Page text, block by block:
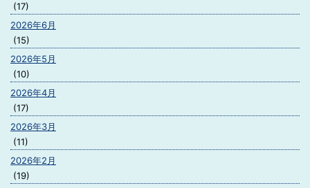
(17)
2026年6月
(15)
2026年5月
(10)
2026年4月
(17)
2026年3月
(11)
2026年2月
(19)